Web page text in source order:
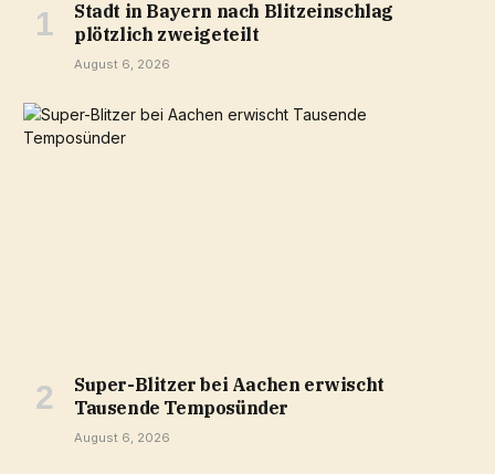
Stadt in Bayern nach Blitzeinschlag
plötzlich zweigeteilt
August 6, 2026
Super-Blitzer bei Aachen erwischt
Tausende Temposünder
August 6, 2026